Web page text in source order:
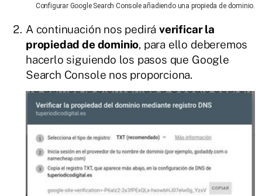
Configurar Google Search Console añadiendo una propieda de dominio.
A continuación nos pediráverificar la
propiedad de dominio, para ello deberemos
hacerlo siguiendo los pasos que Google
Search Console nos proporciona.